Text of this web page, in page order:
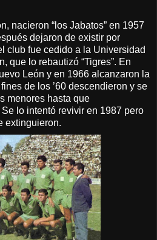
nacieron “los Jabatos” en 1957
dejaron de existir por
club fue cedido a la Universidad
que lo rebautizó “Tigres”. En
León y en 1966 alcanzaron la
de los ’60 descendieron y se
menores hasta que
lo intentó revivir en 1987 pero
extinguieron.